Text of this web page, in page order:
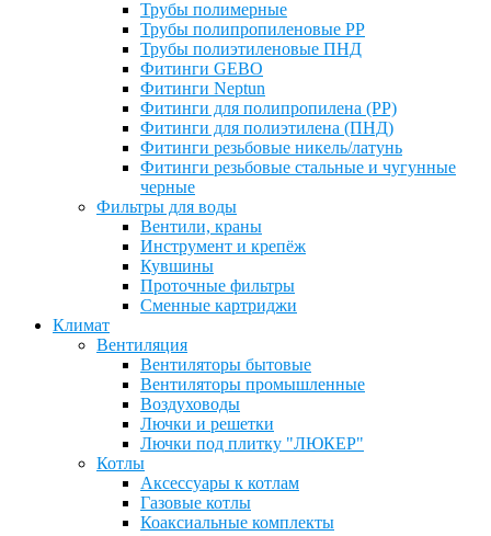
Трубы полимерные
Трубы полипропиленовые PP
Трубы полиэтиленовые ПНД
Фитинги GEBO
Фитинги Neptun
Фитинги для полипропилена (PP)
Фитинги для полиэтилена (ПНД)
Фитинги резьбовые никель/латунь
Фитинги резьбовые стальные и чугунные
черные
Фильтры для воды
Вентили, краны
Инструмент и крепёж
Кувшины
Проточные фильтры
Сменные картриджи
Климат
Вентиляция
Вентиляторы бытовые
Вентиляторы промышленные
Воздуховоды
Лючки и решетки
Лючки под плитку "ЛЮКЕР"
Котлы
Аксессуары к котлам
Газовые котлы
Коаксиальные комплекты